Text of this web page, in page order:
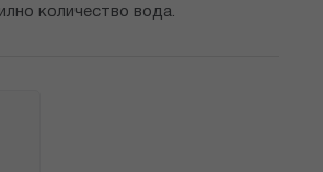
количество вода.